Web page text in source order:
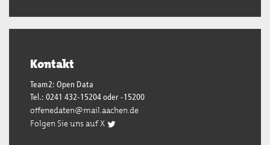
Kontakt
Team2: Open Data
Tel.: 0241 432-15204 oder -15200
offenedaten@mail.aachen.de
Folgen Sie uns auf X